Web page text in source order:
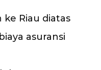
ke Riau diatas
asuransi